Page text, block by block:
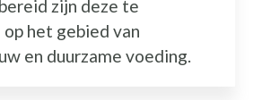
zijn deze te
het gebied van
en duurzame voeding.